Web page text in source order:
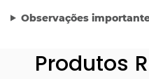
Observações
Produtos